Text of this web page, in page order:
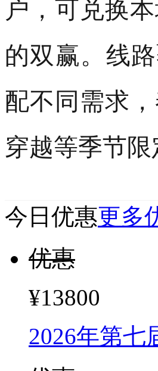
穿越等季节
今日优惠更多
优惠
¥13800
2026年第
优惠